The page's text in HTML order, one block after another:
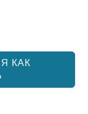
КАК